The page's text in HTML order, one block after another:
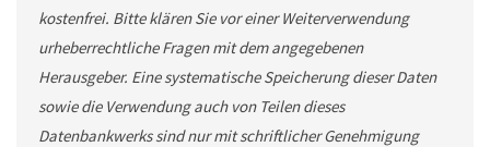
kostenfrei. Bitte klären Sie vor einer Weiterverwendung
urheberrechtliche Fragen mit dem angegebenen
Herausgeber. Eine systematische Speicherung dieser Daten
sowie die Verwendung auch von Teilen dieses
Datenbankwerks sind nur mit schriftlicher Genehmigung